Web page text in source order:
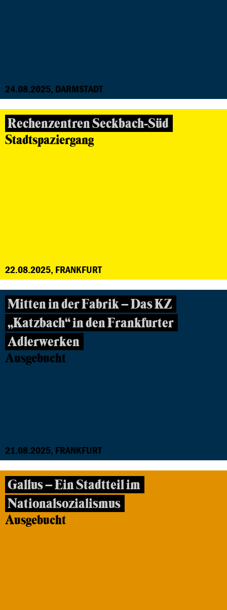
24.08.2025, DARMSTADT
Rechenzentren Seckbach-Süd
Stadtspaziergang
22.08.2025, FRANKFURT
Mitten in der Fabrik – Das KZ
„Katzbach“ in den Frankfurter
Adlerwerken
Ausgebucht
21.08.2025, FRANKFURT
Gallus – Ein Stadtteil im
Nationalsozialismus
Ausgebucht